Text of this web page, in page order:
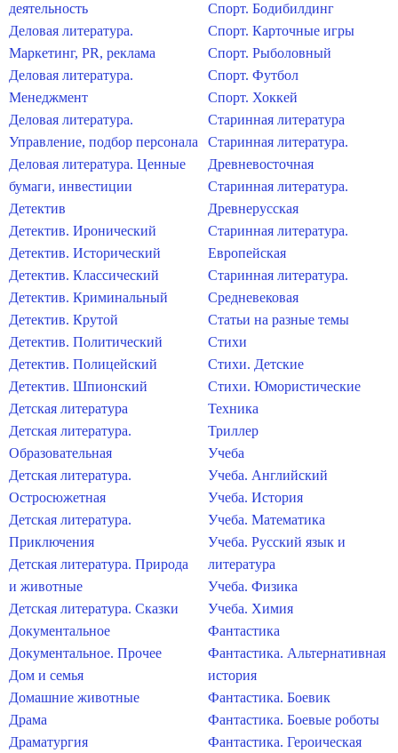
деятельность
Деловая литература.
Маркетинг, PR, реклама
Деловая литература.
Менеджмент
Деловая литература.
Управление, подбор персонала
Деловая литература. Ценные
бумаги, инвестиции
Детектив
Детектив. Иронический
Детектив. Исторический
Детектив. Классический
Детектив. Криминальный
Детектив. Крутой
Детектив. Политический
Детектив. Полицейский
Детектив. Шпионский
Детская литература
Детская литература.
Образовательная
Детская литература.
Остросюжетная
Детская литература.
Приключения
Детская литература. Природа
и животные
Детская литература. Сказки
Документальное
Документальное. Прочее
Дом и семья
Домашние животные
Драма
Драматургия
Спорт. Бодибилдинг
Спорт. Карточные игры
Спорт. Рыболовный
Спорт. Футбол
Спорт. Хоккей
Старинная литература
Старинная литература.
Древневосточная
Старинная литература.
Древнерусская
Старинная литература.
Европейская
Старинная литература.
Средневековая
Статьи на разные темы
Стихи
Стихи. Детские
Стихи. Юмористические
Техника
Триллер
Учеба
Учеба. Английский
Учеба. История
Учеба. Математика
Учеба. Русский язык и
литература
Учеба. Физика
Учеба. Химия
Фантастика
Фантастика. Альтернативная
история
Фантастика. Боевик
Фантастика. Боевые роботы
Фантастика. Героическая